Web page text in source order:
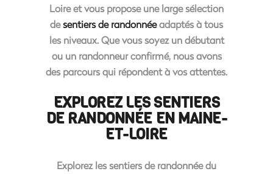
Loireet vous propose une large sélection
desentiers de randonnéeadaptés à tous
les niveaux. Que vous soyez undébutant
ou un randonneur confirmé, nous avons
des parcours qui répondent à vos attentes.
EXPLOREZ LES SENTIERS
DE RANDONNÉE EN MAINE-
ET-LOIRE
Explorez les sentiers de randonnée du